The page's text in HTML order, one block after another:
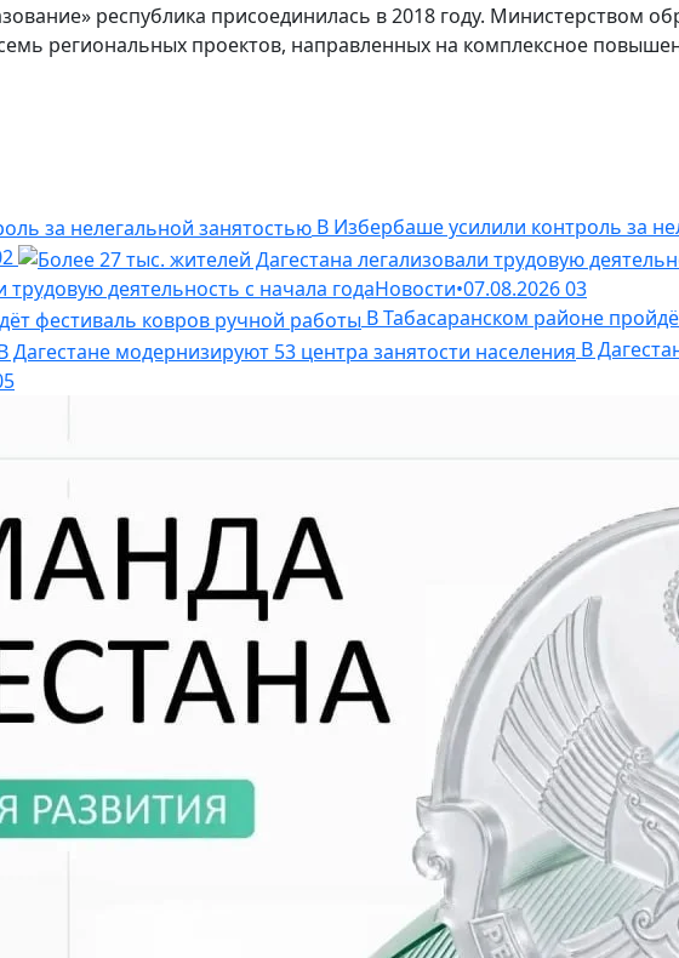
республика присоединилась в 2018 году. Министерством
региональных проектов, направленных на комплексное
В Избербаше усилили контроль за
деятельность с начала годаНовости•07.08.202603
В Табасаранском районе
В